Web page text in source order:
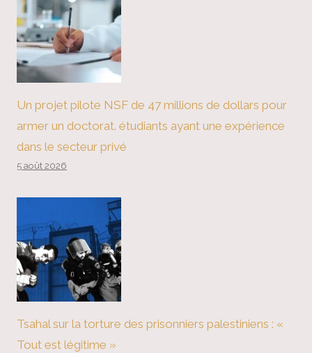
Un projet pilote NSF de 47 millions de dollars pour
armer un doctorat. étudiants ayant une expérience
dans le secteur privé
5 août 2026
Tsahal sur la torture des prisonniers palestiniens : «
Tout est légitime »